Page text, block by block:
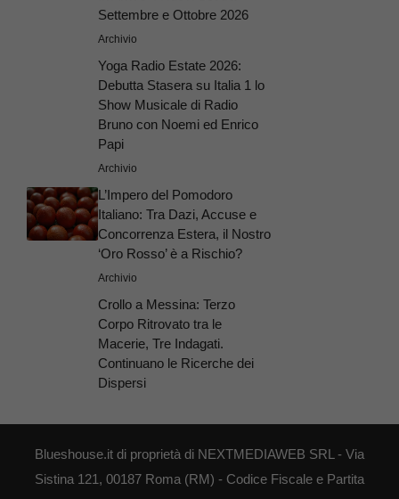
Settembre e Ottobre 2026
Archivio
Yoga Radio Estate 2026:
Debutta Stasera su Italia 1 lo
Show Musicale di Radio
Bruno con Noemi ed Enrico
Papi
Archivio
L’Impero del Pomodoro
Italiano: Tra Dazi, Accuse e
Concorrenza Estera, il Nostro
‘Oro Rosso’ è a Rischio?
Archivio
Crollo a Messina: Terzo
Corpo Ritrovato tra le
Macerie, Tre Indagati.
Continuano le Ricerche dei
Dispersi
Blueshouse.it di proprietà di NEXTMEDIAWEB SRL - Via
Sistina 121, 00187 Roma (RM) - Codice Fiscale e Partita